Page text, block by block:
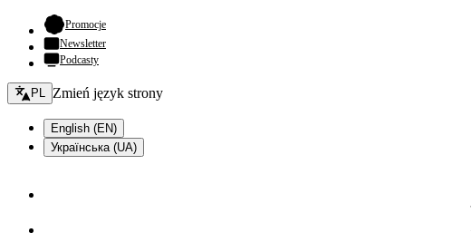
Promocje- otwiera się w nowej karcie
Newsletter
Podcasty
Zmień język - bieżący:
PL Zmień język strony
English (EN)
Українська (UA)